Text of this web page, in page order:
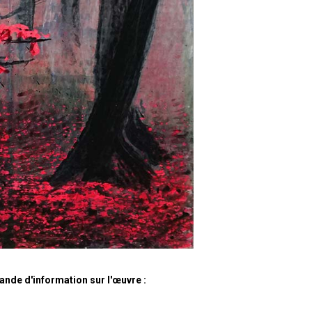
d'information sur l'œuvre :